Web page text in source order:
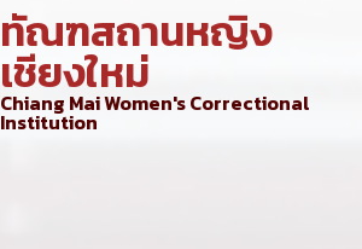
ทัณฑสถานหญิง
เชียงใหม่
Chiang Mai Women's Correctional
Institution